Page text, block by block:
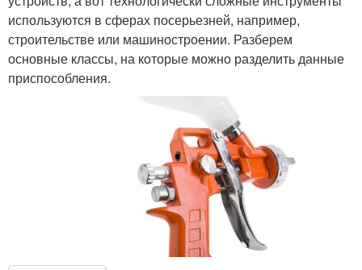
используются в сферах посерьезней, например,
строительстве или машиностроении. Разберем
основные классы, на которые можно разделить данные
приспособления.